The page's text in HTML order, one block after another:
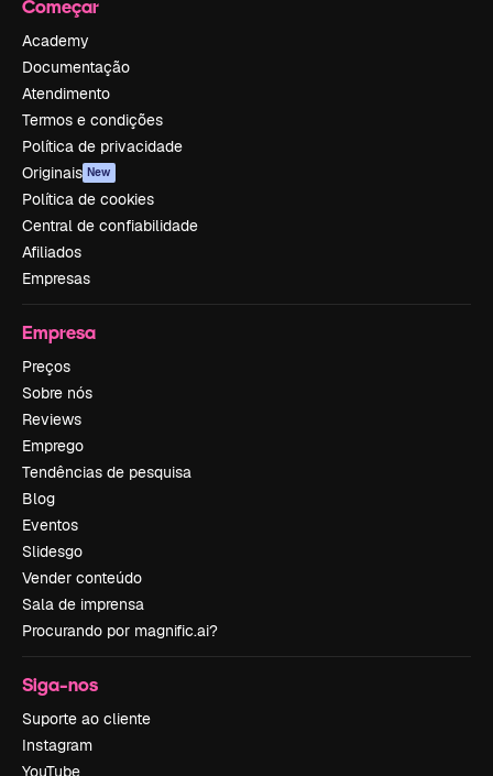
Começar
Academy
Documentação
Atendimento
Termos e condições
Política de privacidade
Originais New
Política de cookies
Central de confiabilidade
Afiliados
Empresas
Empresa
Preços
Sobre nós
Reviews
Emprego
Tendências de pesquisa
Blog
Eventos
Slidesgo
Vender conteúdo
Sala de imprensa
Procurando por magnific.ai?
Siga-nos
Suporte ao cliente
Instagram
YouTube